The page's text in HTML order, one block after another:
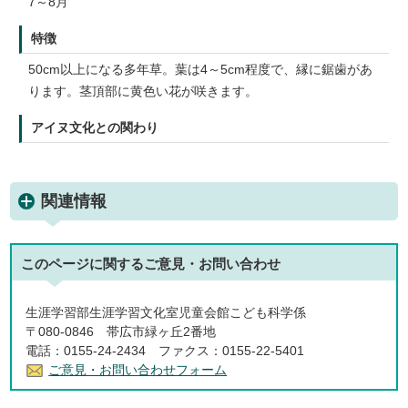
特徴
50cm以上になる多年草。葉は4～5cm程度で、縁に鋸歯があ
ります。茎頂部に黄色い花が咲きます。
アイヌ文化との関わり
関連情報
このページに関するご意見・お問い合わせ
生涯学習部生涯学習文化室児童会館こども科学係
〒080-0846 帯広市緑ヶ丘2番地
電話：0155-24-2434 ファクス：0155-22-5401
ご意見・お問い合わせフォーム